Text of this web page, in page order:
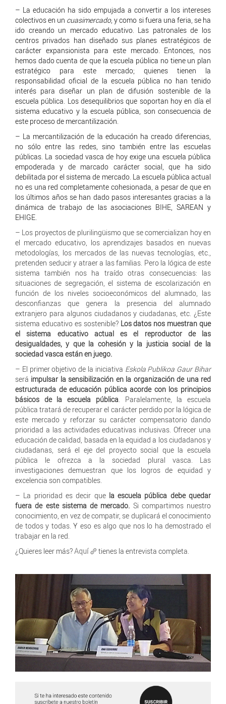
– La educación ha sido empujada a convertir a los intereses
colectivos en un cuasimercado, y como si fuera una feria, se ha
ido creando un mercado educativo. Las patronales de los
centros privados han diseñado sus planes estratégicos de
carácter expansionista para este mercado. Entonces, nos
hemos dado cuenta de que la escuela pública no tiene un plan
estratégico para este mercado; quienes tienen la
responsabilidad oficial de la escuela pública no han tenido
interés para diseñar un plan de difusión sostenible de la
escuela pública. Los desequilibrios que soportan hoy en día el
sistema educativo y la escuela pública, son consecuencia de
este proceso de mercantilización.
– La mercantilización de la educación ha creado diferencias,
no sólo entre las redes, sino también entre las escuelas
públicas. La sociedad vasca de hoy exige una escuela pública
empoderada y de marcado carácter social, que ha sido
debilitada por el sistema de mercado. La escuela pública actual
no es una red completamente cohesionada, a pesar de que en
los últimos años se han dado pasos interesantes gracias a la
dinámica de trabajo de las asociaciones BIHE, SAREAN y
EHIGE.
– Los proyectos de plurilingüismo que se comercializan hoy en
el mercado educativo, los aprendizajes basados en nuevas
metodologías, los mercados de las nuevas tecnologías, etc.,
pretenden seducir y atraer a las familias. Pero la lógica de este
sistema también nos ha traído otras consecuencias: las
situaciones de segregación, el sistema de escolarización en
función de los niveles socioeconómicos del alumnado, las
desconfianzas que genera la presencia del alumnado
extranjero para algunos ciudadanos y ciudadanas, etc. ¿Este
sistema educativo es sostenible? Los datos nos muestran que
el sistema educativo actual es el reproductor de las
desigualdades, y que la cohesión y la justicia social de la
sociedad vasca están en juego.
– El primer objetivo de la iniciativa Eskola Publikoa Gaur Bihar
será impulsar la sensibilización en la organización de una red
estructurada de educación pública acorde con los principios
básicos de la escuela pública. Paralelamente, la escuela
pública tratará de recuperar el carácter perdido por la lógica de
este mercado y reforzar su carácter compensatorio dando
prioridad a las actividades educativas inclusivas. Ofrecer una
educación de calidad, basada en la equidad a los ciudadanos y
ciudadanas, será el eje del proyecto social que la escuela
pública le ofrezca a la sociedad plural vasca. Las
investigaciones demuestran que los logros de equidad y
excelencia son compatibles.
– La prioridad es decir que la escuela pública debe quedar
fuera de este sistema de mercado. Si compartimos nuestro
conocimiento, en vez de compatir, se duplicará el conocimiento
de todos y todas. Y eso es algo que nos lo ha demostrado el
trabajar en la red.
¿Quieres leer más?Aquí tienes la entrevista completa.